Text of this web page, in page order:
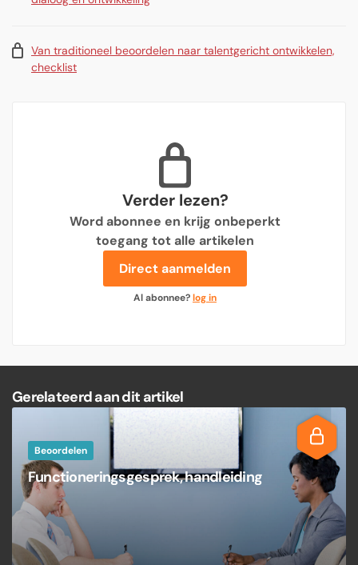
Van traditioneel beoordelen naar talentgericht ontwikkelen,
checklist
Verder lezen?
Word abonnee en krijg onbeperkt
toegang tot alle artikelen
Direct aanmelden
Al abonnee?log in
Gerelateerd aan dit artikel
Beoordelen
Functioneringsgesprek, handleiding